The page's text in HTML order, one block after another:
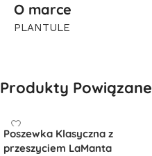
O marce
PLANTULE
Produkty Powiązane
Poszewka Klasyczna z
przeszyciem LaManta